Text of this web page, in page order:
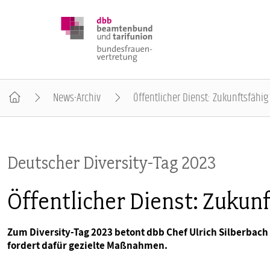
BUNDESTAGSWAHL 2025
POSITIONEN
SCHWERPUNKTTHEMEN
News-Archiv Öffentlicher Dienst:
Deutscher Diversity-Tag 2023
Öffentlicher Dienst:
Zum Diversity-Tag 2023 betont dbb Chef Ulrich
fordert dafür gezielte Maßnahmen.